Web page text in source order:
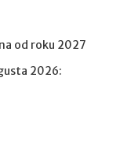
od roku 2027
2026: